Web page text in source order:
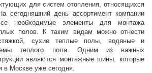
для систем отопления, относящихся
сегодняшний день ассортимент компании
необходимые элементы для монтажа
полов. К таким видам можно отнести
сухие теплые полы, водяные и
теплого пола. Одним из важных
являются монтажные шины, которые
в Москве уже сегодня.